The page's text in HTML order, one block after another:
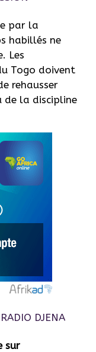
par la
habillés ne
Les
Togo doivent
rehausser
de la discipline
sur